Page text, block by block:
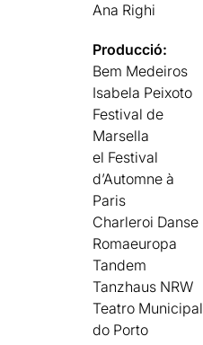
Ana Righi
Producció:
Bem Medeiros
Isabela Peixoto
Festival de
Marsella
el Festival
d’Automne à
Paris
Charleroi Danse
Romaeuropa
Tandem
Tanzhaus NRW
Teatro Municipal
do Porto